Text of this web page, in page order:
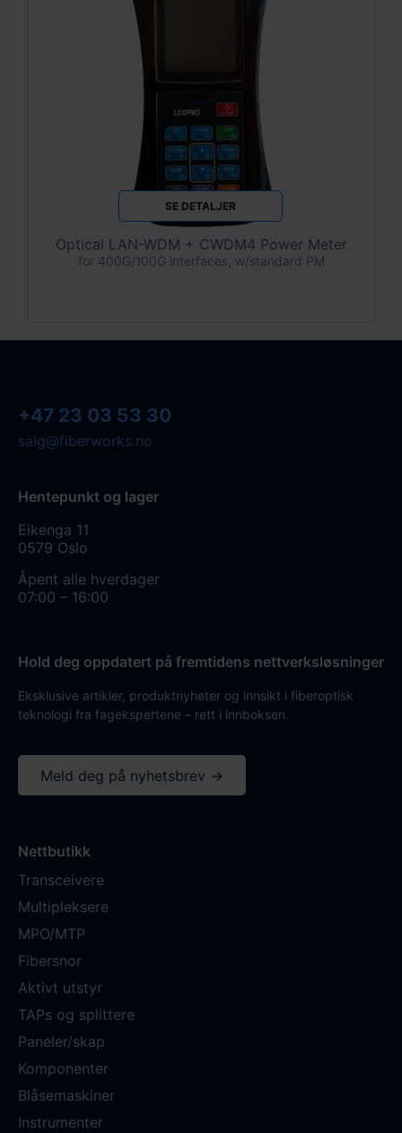
SE DETALJER
Optical LAN-WDM + CWDM4 Power Meter
for 400G/100G interfaces, w/standard PM
+47 23 03 53 30
salg@fiberworks.no
Hentepunkt og lager
Eikenga 11
0579 Oslo
Åpent alle hverdager
07:00 – 16:00
Hold deg oppdatert på fremtidens nettverksløsninger
Eksklusive artikler, produktnyheter og innsikt i fiberoptisk
teknologi fra fagekspertene – rett i innboksen.
Meld deg på nyhetsbrev →
Nettbutikk
Transceivere
Multipleksere
MPO/MTP
Fibersnor
Aktivt utstyr
TAPs og splittere
Paneler/skap
Komponenter
Blåsemaskiner
Instrumenter